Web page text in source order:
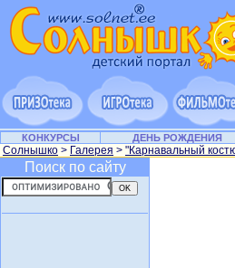
КОНКУРСЫ ДЕНЬ РОЖДЕНИЯ
Солнышко > Галерея > "Карнавальный
Поиск по сайту